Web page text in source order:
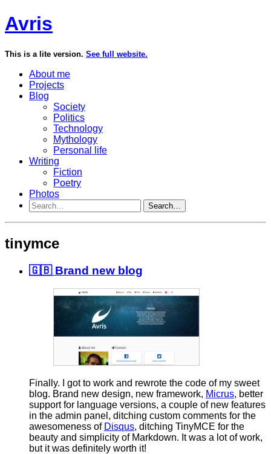
Avris
This is a lite version. See full website.
About me
Projects
Blog
Society
Politics
Technology
Mythology
Personal life
Writing
Fiction
Poetry
Photos
Search…
tinymce
🇬🇧 Brand new blog
Finally. I got to work and rewrote the code of my sweet
blog. Brand new design, new framework, Micrus, better
support for language versions, a couple of new features
in the admin panel, ditching custom comments for the
awesomeness of Disqus, ditching TinyMCE for the
beauty and simplicity of Markdown. It was a lot of work,
but it was definitely worth it!